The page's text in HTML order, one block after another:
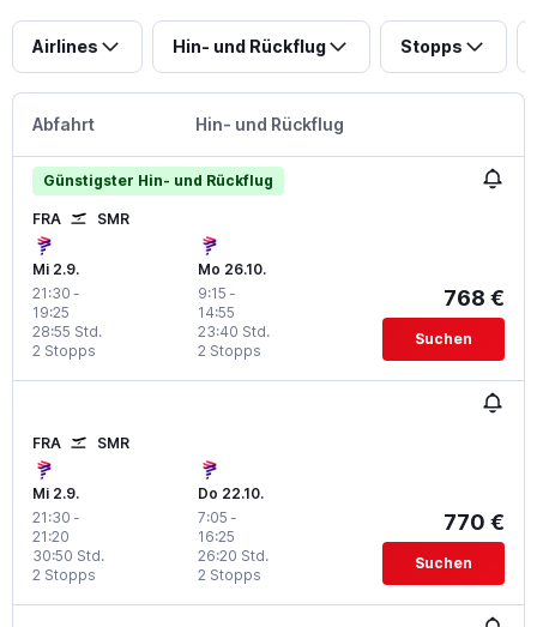
Airlines Hin- und Rückflug Stopps
Abfahrt Hin- und Rückflug
Günstigster Hin- und Rückflug
FRA SMR
Mi 2.9.
21:30 -
19:25
2 Stopps
28:55 Std.
Mo 26.10.
9:15 -
14:55
2 Stopps
23:40 Std.
768 €
Suchen
FRA SMR
Mi 2.9.
21:30 -
21:20
2 Stopps
30:50 Std.
Do 22.10.
7:05 -
16:25
2 Stopps
26:20 Std.
770 €
Suchen